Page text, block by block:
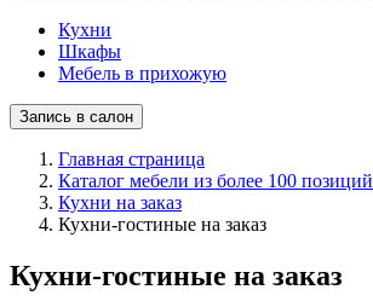
Кухни
Шкафы
Мебель в прихожую
Запись в салон
Главная страница
Каталог мебели из более 100 позиций
Кухни на заказ
Кухни-гостиные на заказ
Кухни-гостиные на заказ